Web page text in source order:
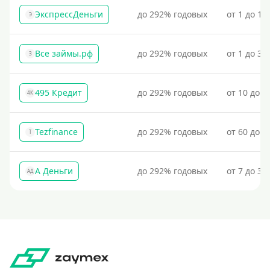
Процент
Под 1 %
С пролонгацией (продлением)
Под высокий процент
Без комиссии
В рассрочку
С ежемесячным платежом
Бесплатно
Под низкий процент
Под 0 %
Э ЭкспрессДеньги до 292% годовых от 1 до
З Все займы.рф до 292% годовых от 1 до
4К 495 Кредит до 292% годовых от 10 до
T Tezfinance до 292% годовых от 60 до
АД А Деньги до 292% годовых от 7 до